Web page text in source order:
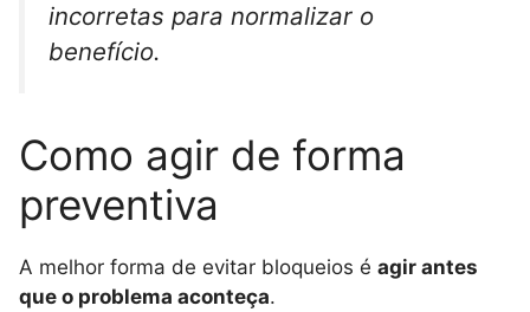
incorretas para normalizar o
benefício.
Como agir de forma
preventiva
A melhor forma de evitar bloqueios é agir antes
que o problema aconteça.